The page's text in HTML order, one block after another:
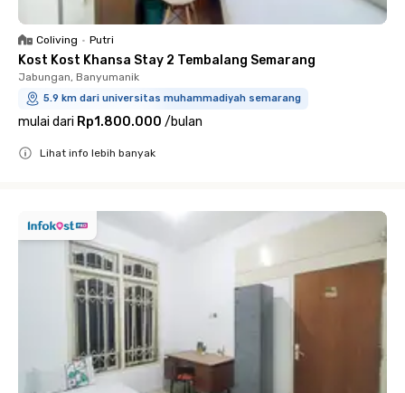
Coliving • Putri
Kost Kost Khansa Stay 2 Tembalang Semarang
Jabungan, Banyumanik
5.9 km dari universitas muhammadiyah semarang
mulai dari Rp1.800.000 /bulan
Lihat info lebih banyak